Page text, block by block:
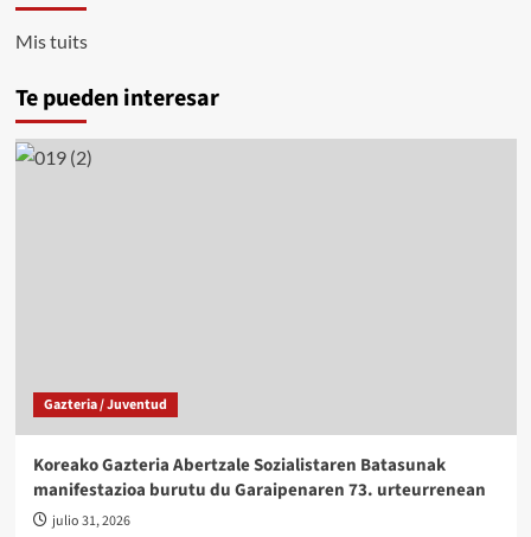
Mis tuits
Te pueden interesar
Gazteria / Juventud
Koreako Gazteria Abertzale Sozialistaren Batasunak
manifestazioa burutu du Garaipenaren 73. urteurrenean
julio 31, 2026